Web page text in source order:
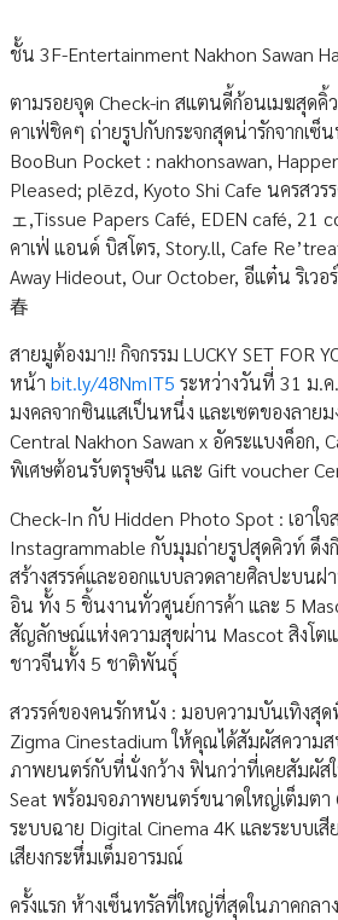
ชั้น 3F-Entertainment Nakhon Sawan
ตามรอยจุด Check-in สแตนดี้ก้อนเมฆสุดคิ้
คาเฟ่ชิคๆ ถ่ายรูปกับกระจกสุดน่ารักจากเซ็
BooBun Pocket : nakhonsawan,
Pleased; plēzd, Kyoto Shi Cafe นครสว
ェ,Tissue Papers Café, EDEN café, 21
คาเฟ่ แอนด์ บิสโตร, Story.ll, Cafe
Away Hideout, Our October, อีแต๋น ริเวอ
春
สายมูต้องมา!! กิจกรรม LUCKY SET FOR
หน้า bit.ly/48NmIT5 ระหว่างวันที่ 31 ม.
มงคลจากซินแสเป็นหนึ่ง และเซตของลาย
Central Nakhon Sawan x อัคระแบงค็อก,
พิเศษต้อนรับตรุษจีน และ Gift voucher
Check-In กับ Hidden Photo Spot : เอาใ
Instagrammable กับมุมถ่ายรูปสุดคิวท์ ดึง
สร้างสรรค์และออกแบบลวดลายศิลปะบนฝ
อิน ทั้ง 5 ชิ้นงานทั่วศูนย์การค้า และ 5
สัญลักษณ์แห่งความสุขผ่าน Mascot สิงโต
ชาวจีนทั้ง 5 ชาติพันธุ์
สวรรค์ของคนรักหนัง : มอบความบันเทิงสุ
Zigma Cinestadium ให้คุณได้สัมผัสความ
ภาพยนตร์กับที่นั่งกว้าง ฟินกว่าที่เคยสัมผัส
Seat พร้อมจอภาพยนตร์ขนาดใหญ่เต็มตา
ระบบฉาย Digital Cinema 4K และระบบเสี
เสียงกระหึ่มเต็มอารมณ์
ครั้งแรก ห้างเซ็นทรัลที่ใหญ่ที่สุดในภาคก